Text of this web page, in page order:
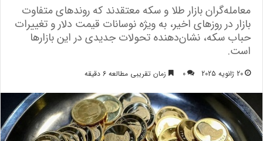
معامله‌گران بازار طلا و سکه معتقدند که روندهای متفاوت
بازار در روزهای اخیر، به ویژه نوسانات قیمت دلار و تغییرات
حباب سکه، نشان‌دهنده تحولات جدیدی در این بازارها
است.
20 ژانویه 2025 0 زمان تقریبی مطالعه 6 دقیقه